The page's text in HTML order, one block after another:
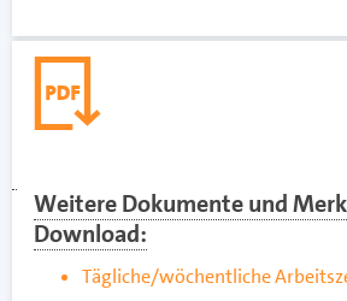
Weitere Dokumente und
Download:
Tägliche/wöchentliche